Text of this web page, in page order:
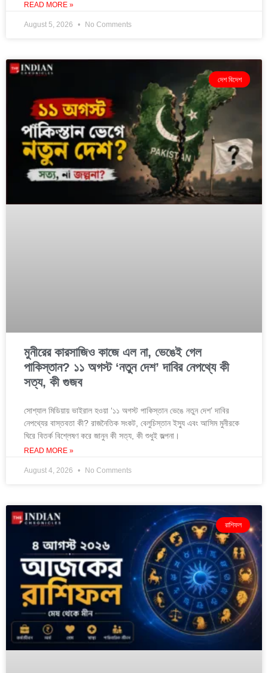
READ MORE »
August 5, 2026 No Comments
দেশ বিদেশ
মুনীরের কারসাজিও কাজে এল না, ভেঙেই গেল
পাকিস্তান? ১১ অগস্ট ‘নতুন দেশ’ দাবির নেপথ্যে কী
সত্য, কী গুজব
সোশ্যাল মিডিয়ায় ভাইরাল হওয়া ‘১১ অগস্ট পাকিস্তান ভেঙে নতুন দেশ’ দাবির
নেপথ্যের বাস্তবতা কী? রাজনৈতিক সংকট, বেলুচিস্তান ইস্যু এবং আসিম মুনীরকে
ঘিরে বিতর্ক বিশ্লেষণ করে জানুন কী সত্য, কী শুধুই জল্পনা।
READ MORE »
August 4, 2026 No Comments
রাশিফল